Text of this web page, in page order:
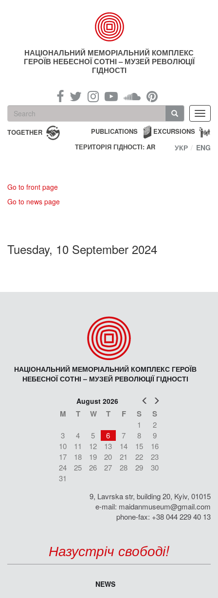
НАЦІОНАЛЬНИЙ МЕМОРІАЛЬНИЙ КОМПЛЕКС
ГЕРОЇВ НЕБЕСНОЇ СОТНІ – МУЗЕЙ РЕВОЛЮЦІЇ
ГІДНОСТІ
Search
form
Search
TOGETHER EXCURSIONS
PUBLICATIONS
ТЕРИТОРІЯ ГІДНОСТІ: AR
УКР ENG
Go to front page
Go to news page
Tuesday, 10 September 2024
НАЦІОНАЛЬНИЙ МЕМОРІАЛЬНИЙ КОМПЛЕКС ГЕРОЇВ
НЕБЕСНОЇ СОТНІ – МУЗЕЙ РЕВОЛЮЦІЇ ГІДНОСТІ
Prev
August 2026
M T W T F S S
1
2
3
4 5 6 7 8
9
10
11 12 13 14 15
16
17
18 19 20 21 22
23
24
25 26 27 28 29
30
31
9, Lavrska str, building 20, Kyiv, 01015
e-mail: maidanmuseum@gmail.com
phone-fax: +38 044 229 40 13
Назустріч свободі!
NEWS